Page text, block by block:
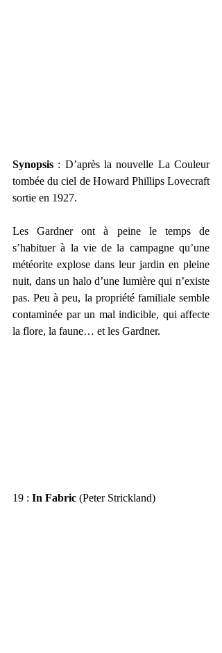
Synopsis : D’après la nouvelle La Couleur
tombée du ciel de Howard Phillips Lovecraft
sortie en 1927.
Les Gardner ont à peine le temps de
s’habituer à la vie de la campagne qu’une
météorite explose dans leur jardin en pleine
nuit, dans un halo d’une lumière qui n’existe
pas. Peu à peu, la propriété familiale semble
contaminée par un mal indicible, qui affecte
la flore, la faune… et les Gardner.
19 : In Fabric (Peter Strickland)